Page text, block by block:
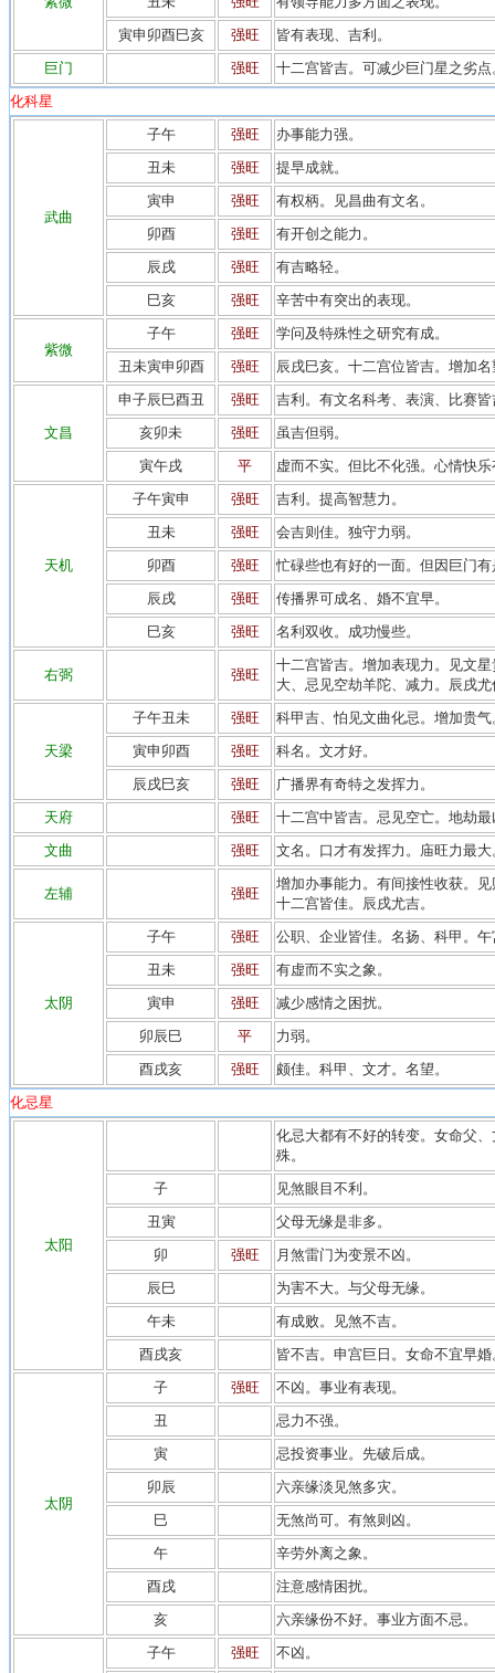
寅申卯酉巳亥
强旺
皆有表现、吉利。
巨门
强旺
十二宫皆吉。可减少巨门星之劣点
化科星
武曲
子午 强旺
办事能力强。
丑未
强旺
提早成就。
寅申
强旺
有权柄。见昌曲有文名。
卯酉
强旺
有开创之能力。
辰戌
强旺
有吉略轻。
巳亥
强旺 辛苦中有突出的表现。
紫微
子午 强旺
学问及特殊性之研究有成。
丑未寅申卯酉
强旺 辰戌巳亥。十二宫位皆吉。增加名
文昌
申子辰巳酉丑 强旺
吉利。有文名科考、表演、比赛皆
亥卯未
强旺
虽吉但弱。
寅午戌
平 虚而不实。但比不化强。心情快
天机
子午寅申 强旺
吉利。提高智慧力。
丑未
强旺
会吉则佳。独守力弱。
卯酉
强旺
忙碌些也有好的一面。但因巨门有
辰戌
强旺
传播界可成名、婚不宜早。
巳亥
强旺 名利双收。成功慢些。
右弼 强旺
十二宫皆吉。增加表现力。见文
大、忌见空劫羊陀、减力。辰戌尤
天梁
子午丑未 强旺
科甲吉、怕见文曲化忌。增加贵
寅申卯酉
强旺
科名。文才好。
辰戌巳亥
强旺
广播界有奇特之发挥力。
天府
强旺
十二宫中皆吉。忌见空亡。地劫
文曲
强旺 文名。口才有发挥力。庙旺力最
左辅 强旺
增加办事能力。有间接性收获。
十二宫皆佳。辰戌尤吉。
太阴
子午 强旺
公职、企业皆佳。名扬、科甲。
丑未
强旺
有虚而不实之象。
寅申
强旺
减少感情之困扰。
卯辰巳
平
力弱。
酉戌亥
强旺
颇佳。科甲、文才。名望。
化忌星
太阳
化忌大都有不好的转变。女命父
殊。
子
见煞眼目不利。
丑寅
父母无缘是非多。
卯
强旺
月煞雷门为变景不凶。
辰巳
为害不大。与父母无缘。
午未
有成败。见煞不吉。
酉戌亥
皆不吉。申宫巨日。女命不宜早婚
太阴
子 强旺
不凶。事业有表现。
丑
忌力不强。
寅
忌投资事业。先破后成。
卯辰
六亲缘淡见煞多灾。
巳
无煞尚可。有煞则凶。
午
辛劳外离之象。
酉戌
注意感情困扰。
亥
六亲缘份不好。事业方面不忌。
子午 强旺
不凶。